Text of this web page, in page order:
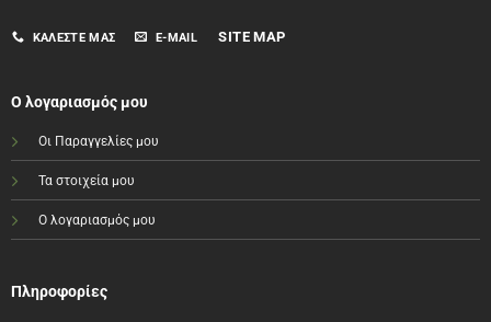
ΚΑΛΈΣΤΕ ΜΑΣ E-MAIL SITE MAP
Ο λογαριασμός μου
Οι Παραγγελίες μου
Τα στοιχεία μου
Ο λογαριασμός μου
Πληροφορίες